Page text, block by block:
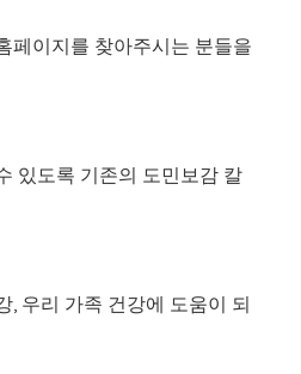
페이지를 찾아주시는 분들을
있도록 기존의 도민보감 칼
, 우리 가족 건강에 도움이 되